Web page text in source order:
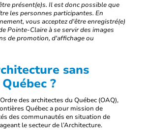
présent(e)s. Il est donc possible que
les personnes participantes. En
vous acceptez d'être enregistré(e)
Pointe-Claire à se servir des images
de promotion, d'affichage ou
sans
?
des architectes du Québec (OAQ),
Québec a pour mission de
des communautés en situation de
le secteur de l’Architecture.